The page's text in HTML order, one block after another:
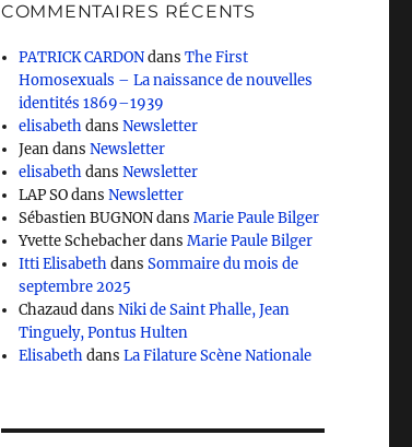
COMMENTAIRES RÉCENTS
PATRICK CARDONdansThe First
Homosexuals – La naissance de nouvelles
identités 1869–1939
elisabethdansNewsletter
JeandansNewsletter
elisabethdansNewsletter
LAP SOdansNewsletter
Sébastien BUGNONdansMarie Paule Bilger
Yvette SchebacherdansMarie Paule Bilger
Itti ElisabethdansSommaire du mois de
septembre 2025
ChazauddansNiki de Saint Phalle, Jean
Tinguely, Pontus Hulten
ElisabethdansLa Filature Scène Nationale